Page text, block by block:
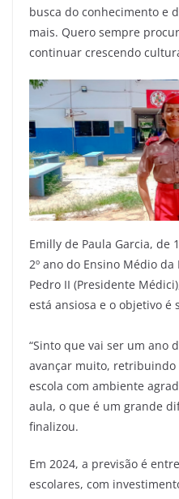
busca do conhecimento e
mais. Quero sempre
continuar crescendo
Emilly de Paula Garcia, de
2º ano do Ensino Médio
Pedro II (Presidente
está ansiosa e o objetivo é
“Sinto que vai ser um ano
avançar muito, retribuindo
escola com ambiente
aula, o que é um grande
finalizou.
Em 2024, a previsão é
escolares, com